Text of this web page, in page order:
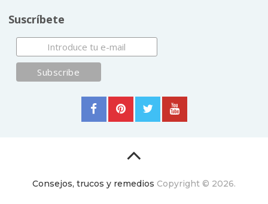
Suscríbete
Consejos, trucos y remedios Copyright © 2026.